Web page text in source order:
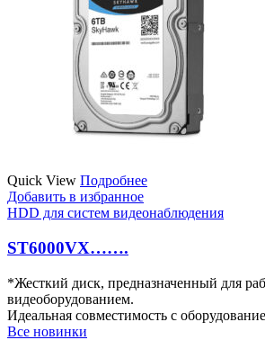
Quick View Подробнее
Добавить в избранное
HDD для систем видеонаблюдения
ST6000VX…….
*Жесткий диск, предназначенный для
видеоборудованием.
Идеальная совместимость с
Все новинки